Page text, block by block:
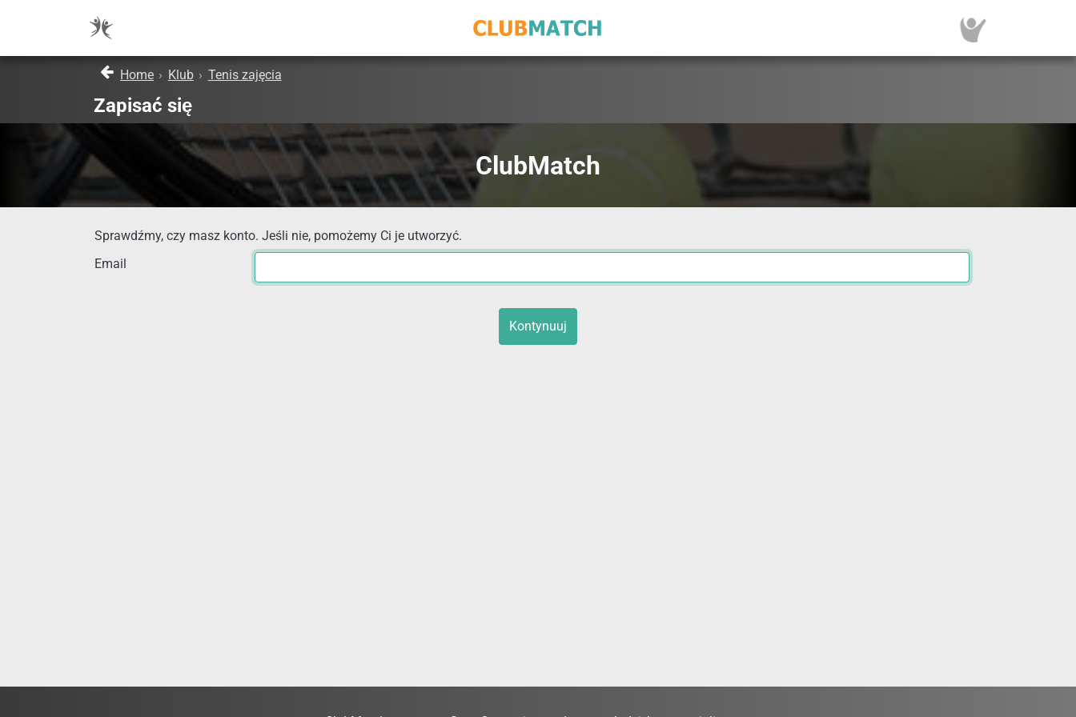
Home › Klub › Tenis zajęcia
Zapisać się
ClubMatch
Sprawdźmy, czy masz konto. Jeśli nie, pomożemy Ci je utworzyć.
Email
Kontynuuj